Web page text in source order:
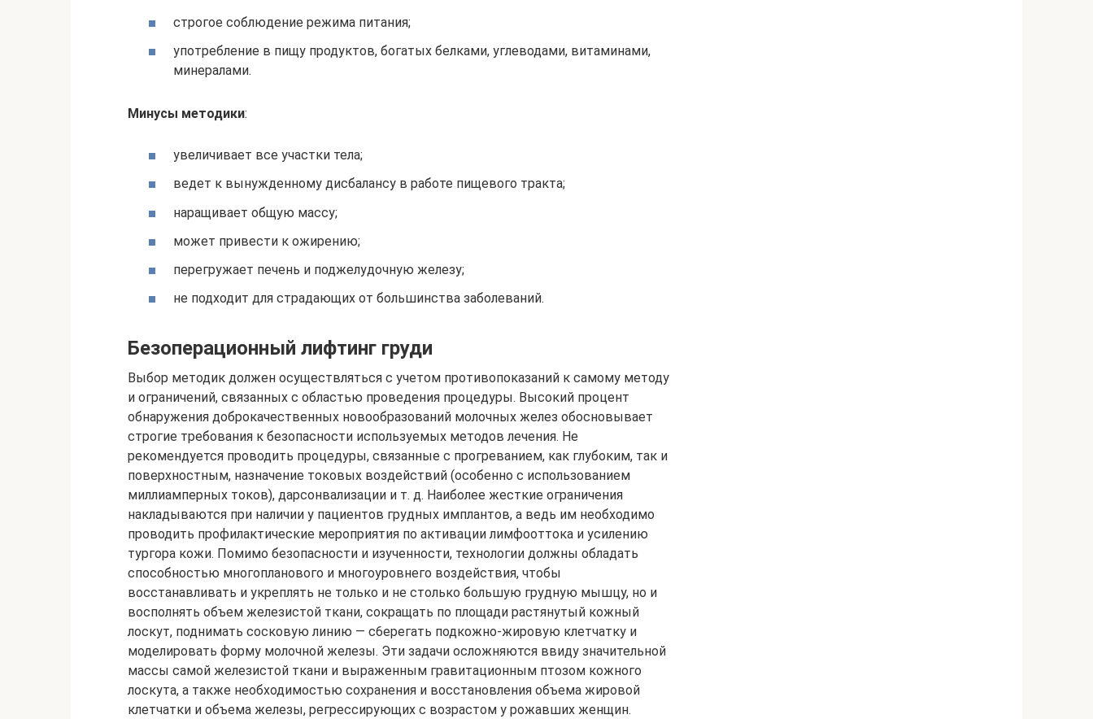
строгое соблюдение режима питания;
употребление в пищу продуктов, богатых белками, углеводами, витаминами,
минералами.
Минусы методики:
увеличивает все участки тела;
ведет к вынужденному дисбалансу в работе пищевого тракта;
наращивает общую массу;
может привести к ожирению;
перегружает печень и поджелудочную железу;
не подходит для страдающих от большинства заболеваний.
Безоперационный лифтинг груди
Выбор методик должен осуществляться с учетом противопоказаний к самому методу
и ограничений, связанных с областью проведения процедуры. Высокий процент
обнаружения доброкачественных новообразований молочных желез обосновывает
строгие требования к безопасности используемых методов лечения. Не
рекомендуется проводить процедуры, связанные с прогреванием, как глубоким, так и
поверхностным, назначение токовых воздействий (особенно с использованием
миллиамперных токов), дарсонвализации и т. д. Наиболее жесткие ограничения
накладываются при наличии у пациентов грудных имплантов, а ведь им необходимо
проводить профилактические мероприятия по активации лимфооттока и усилению
тургора кожи. Помимо безопасности и изученности, технологии должны обладать
способностью многопланового и многоуровнего воздействия, чтобы
восстанавливать и укреплять не только и не столько большую грудную мышцу, но и
восполнять объем железистой ткани, сокращать по площади растянутый кожный
лоскут, поднимать сосковую линию — с6ерегать подкожно-жировую клетчатку и
моделировать форму молочной железы. Эти задачи осложняются ввиду значительной
массы самой железистой ткани и выраженным гравитационным птозом кожного
лоскута, а также необходимостью сохранения и восстановления объема жировой
клетчатки и объема железы, регрессирующих с возрастом у рожавших женщин.